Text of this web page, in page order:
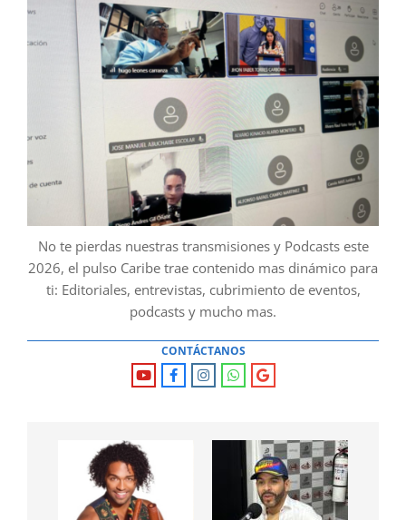
No te pierdas nuestras transmisiones y Podcasts este
2026, el pulso Caribe trae contenido mas dinámico para
ti: Editoriales, entrevistas, cubrimiento de eventos,
podcasts y mucho mas.
CONTÁCTANOS